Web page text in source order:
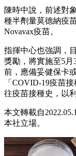
陳時中說，前述對
種半劑量莫德納疫
Novavax疫苗。
指揮中心也強調，
獎勵，將實施至5
前，應備妥健保卡
「COVID-19疫苗
往疫苗接種史，以
本文轉載自
本社立場。